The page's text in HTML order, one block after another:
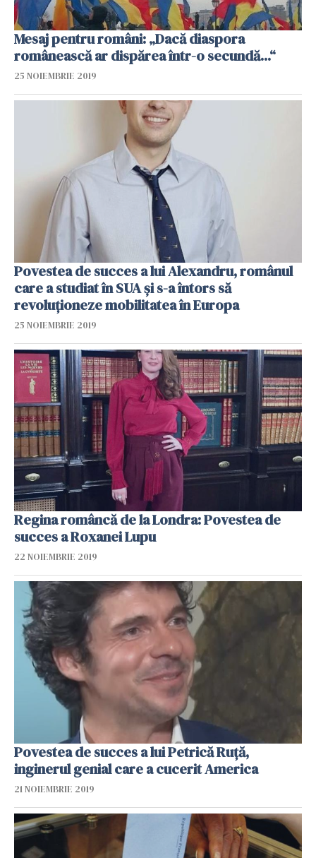
Mesaj pentru români: „Dacă diaspora
românească ar dispărea într-o secundă...“
25 NOIEMBRIE 2019
Povestea de succes a lui Alexandru, românul
care a studiat în SUA și s-a întors să
revoluționeze mobilitatea în Europa
25 NOIEMBRIE 2019
Regina româncă de la Londra: Povestea de
succes a Roxanei Lupu
22 NOIEMBRIE 2019
Povestea de succes a lui Petrică Ruţă,
inginerul genial care a cucerit America
21 NOIEMBRIE 2019